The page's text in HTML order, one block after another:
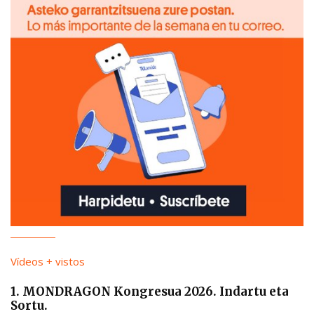
Vídeos + vistos
1. MONDRAGON Kongresua 2026. Indartu eta
Sortu.